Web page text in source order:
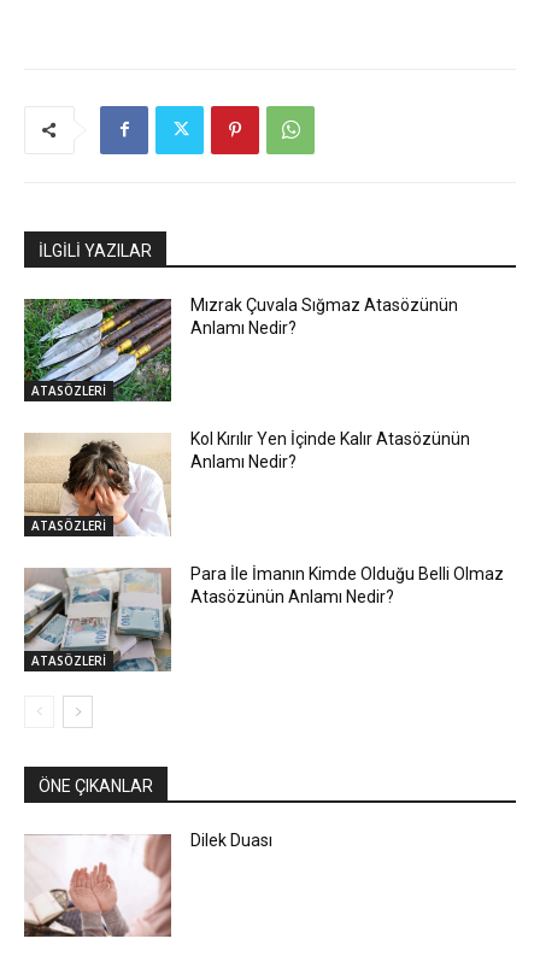
İLGİLİ YAZILAR
ATASÖZLERİ
Mızrak Çuvala Sığmaz Atasözünün
Anlamı Nedir?
ATASÖZLERİ
Kol Kırılır Yen İçinde Kalır Atasözünün
Anlamı Nedir?
ATASÖZLERİ
Para İle İmanın Kimde Olduğu Belli Olmaz
Atasözünün Anlamı Nedir?
ÖNE ÇIKANLAR
Dilek Duası